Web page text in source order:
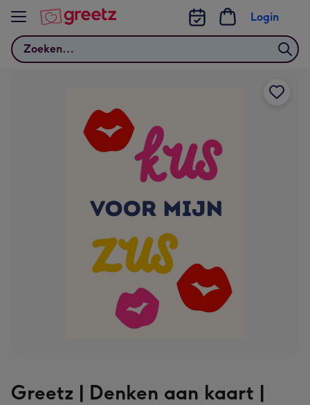
Bekijk meer
Zoeken
Login
Greetz | Denken aan kaart |